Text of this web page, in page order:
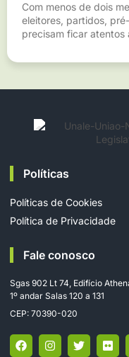
Com menos de dois
eleitores, partidos,
precisam ficar atentos
Políticas
Políticas de Cookies
Política de Privacidade
Fale conosco
Sgas 902 Lt 74, Edifício
1º andar Salas 120 a 131
CEP: 70390-020